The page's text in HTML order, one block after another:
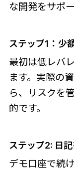
な開発をサポ
ステップ1：少
最初は低レバ
ます。実際の
ら、リスクを
的です。
ステップ2: 日
デモ口座で続